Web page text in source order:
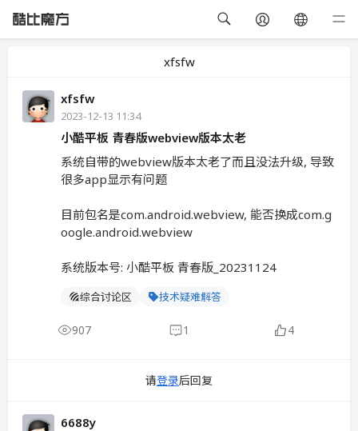
xfsfw
xfsfw
2023-12-13 11:34
小酷平板 青春版webview版本太老
系统自带的webview版本太老了而且没法升级, 导致
很多app显示有问题
目前包名是com.android.webview, 能否换成com.g
oogle.android.webview
系统版本号: 小酷平板 青春版_20231124
综合讨论区 技术疑难解答
907 1 4
请登录后回复
6688y